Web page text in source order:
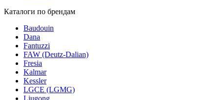
Каталоги по брендам
Baudouin
Dana
Fantuzzi
FAW (Deutz-Dalian)
Fresia
Kalmar
Kessler
LGCE (LGMG)